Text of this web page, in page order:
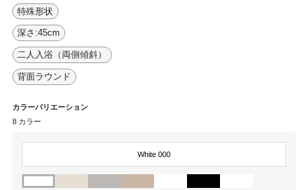
特殊形状
深さ:45cm
二人入浴（両側傾斜）
背面ラウンド
カラーバリエーション
8 カラー
White 000